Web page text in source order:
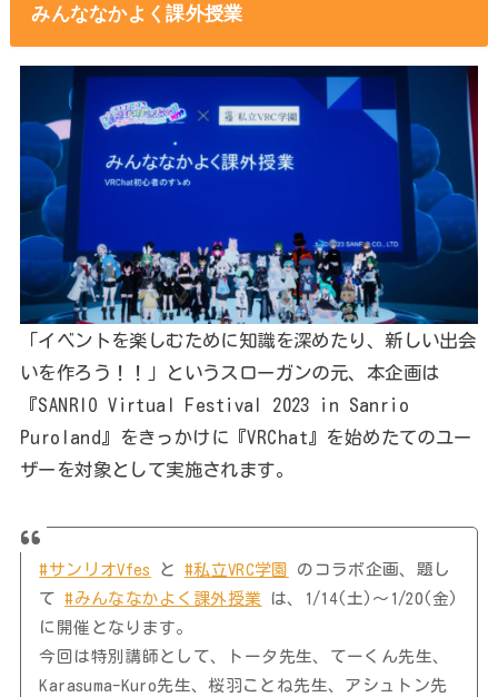
みんななかよく課外授業
「イベントを楽しむために知識を深めたり、新しい出会
いを作ろう！！」というスローガンの元、本企画は
『SANRIO Virtual Festival 2023 in Sanrio
Puroland』をきっかけに『VRChat』を始めたてのユー
ザーを対象として実施されます。
#サンリオVfes と #私立VRC学園
のコラボ企画、題し
て#みんななかよく課外授業
は、1/14(土)～1/20(金)
に開催となります。
今回は特別講師として、トータ先生、てーくん先生、
Karasuma-Kuro先生、桜羽ことね先生、アシュトン先